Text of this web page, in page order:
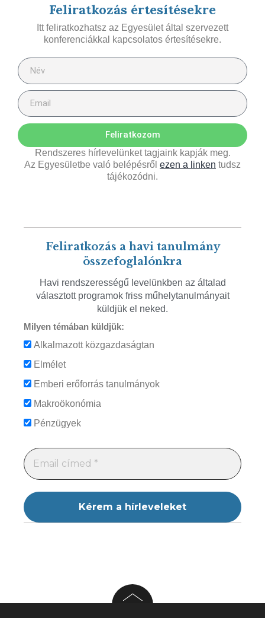
Feliratkozás értesítésekre
Itt feliratkozhatsz az Egyesület által szervezett
konferenciákkal kapcsolatos értesítésekre.
Feliratkozom
Rendszeres hírlevelünket tagjaink kapják meg.
Az Egyesületbe való belépésről ezen a linken tudsz
tájékozódni.
Feliratkozás a havi tanulmány
összefoglalónkra
Havi rendszerességű levelünkben az általad
választott programok friss műhelytanulmányait
küldjük el neked.
Milyen témában küldjük:
Alkalmazott közgazdaságtan
Elmélet
Emberi erőforrás tanulmányok
Makroökonómia
Pénzügyek